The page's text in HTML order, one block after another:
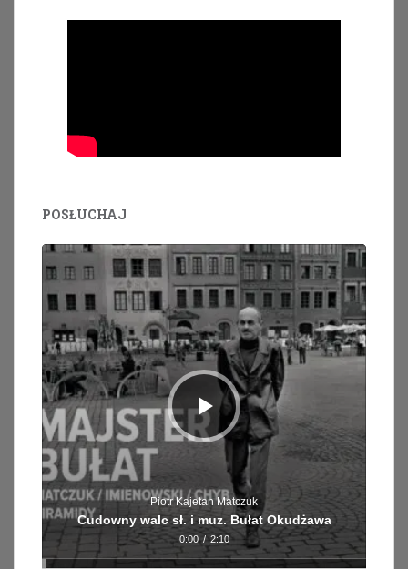
POSŁUCHAJ
Odtwarzacz
dźwiękowych
Piotr Kajetan Matczuk
Cudowny walc sł. i muz. Bułat Okudżawa
0:00 / 2:10